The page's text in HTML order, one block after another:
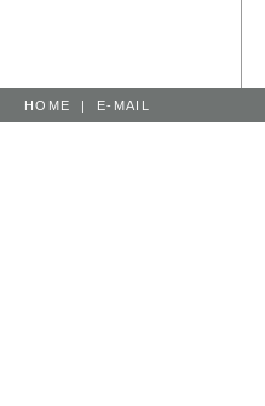
HOME | E-MAIL